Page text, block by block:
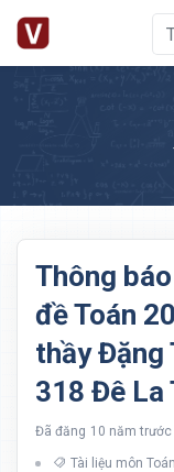
Thông
đề Toán
thầy Đặng
318 Đê La
Đã đăng 10 năm trước
Tài liệu môn